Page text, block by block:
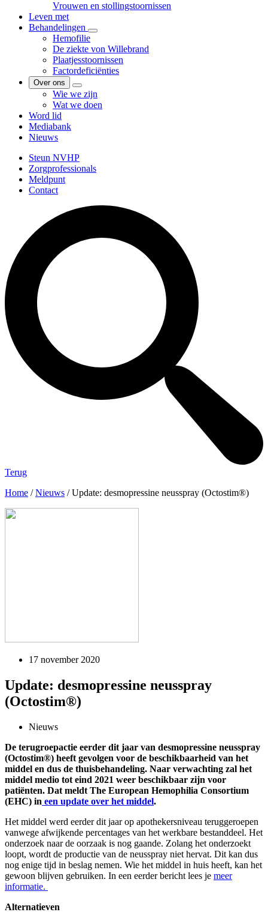
Vrouwen en stollingstoornissen
Leven met
Behandelingen
Hemofilie
De ziekte von Willebrand
Plaatjesstoornissen
Factordeficiënties
Over ons
Wie we zijn
Wat we doen
Word lid
Mediabank
Nieuws
Steun NVHP
Zorgprofessionals
Meldpunt
Contact
Terug
Home /Nieuws /Update: desmopressine neusspray (Octostim®)
17 november 2020
Update: desmopressine neusspray
(Octostim®)
Nieuws
De terugroepactie eerder dit jaar van desmopressine neusspray
(Octostim®) heeft gevolgen voor de beschikbaarheid van het
middel en dus de thuisbehandeling. Naar verwachting zal het
middel medio tot eind 2021 weer beschikbaar zijn voor
patiënten. Dat meldt The European Hemophilia Consortium
(EHC) in een update over het middel.
Het middel werd eerder dit jaar op apothekersniveau teruggeroepen
vanwege afwijkende percentages van het werkbare bestanddeel. Het
onderzoek naar de oorzaak is nog gaande. Zolang het onderzoekt
loopt, wordt de productie van de neusspray niet hervat. Dit kan dus
nog enige tijd in beslag nemen. Wie het middel in huis heeft, kan het
gewoon blijven gebruiken. In een eerder bericht lees je meer
informatie.
Alternatieven